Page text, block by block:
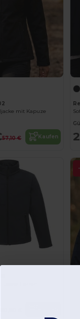
mit Kapuze
57,10 € Kaufen
Herren